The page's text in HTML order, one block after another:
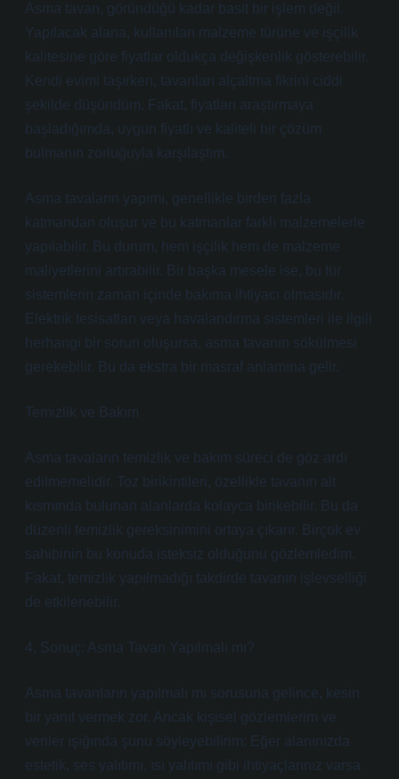
Asma tavan, göründüğü kadar basit bir işlem değil.
Yapılacak alana, kullanılan malzeme türüne ve işçilik
kalitesine göre fiyatlar oldukça değişkenlik gösterebilir.
Kendi evimi taşırken, tavanları alçaltma fikrini ciddi
şekilde düşündüm. Fakat, fiyatları araştırmaya
başladığımda, uygun fiyatlı ve kaliteli bir çözüm
bulmanın zorluğuyla karşılaştım.
Asma tavaların yapımı, genellikle birden fazla
katmandan oluşur ve bu katmanlar farklı malzemelerle
yapılabilir. Bu durum, hem işçilik hem de malzeme
maliyetlerini artırabilir. Bir başka mesele ise, bu tür
sistemlerin zaman içinde bakıma ihtiyacı olmasıdır.
Elektrik tesisatları veya havalandırma sistemleri ile ilgili
herhangi bir sorun oluşursa, asma tavanın sökülmesi
gerekebilir. Bu da ekstra bir masraf anlamına gelir.
Temizlik ve Bakım
Asma tavaların temizlik ve bakım süreci de göz ardı
edilmemelidir. Toz birikintileri, özellikle tavanın alt
kısmında bulunan alanlarda kolayca birikebilir. Bu da
düzenli temizlik gereksinimini ortaya çıkarır. Birçok ev
sahibinin bu konuda isteksiz olduğunu gözlemledim.
Fakat, temizlik yapılmadığı takdirde tavanın işlevselliği
de etkilenebilir.
4. Sonuç: Asma Tavan Yapılmalı mı?
Asma tavanların yapılmalı mı sorusuna gelince, kesin
bir yanıt vermek zor. Ancak kişisel gözlemlerim ve
veriler ışığında şunu söyleyebilirim: Eğer alanınızda
estetik, ses yalıtımı, ısı yalıtımı gibi ihtiyaçlarınız varsa